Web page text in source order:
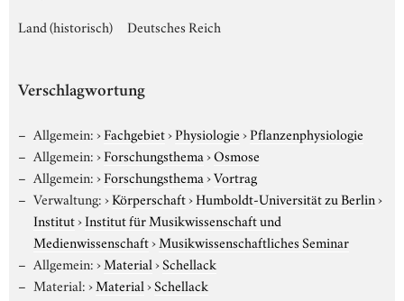
Land (historisch) Deutsches Reich
Verschlagwortung
Allgemein:›Fachgebiet›Physiologie›Pflanzenphysiologie
Allgemein:›Forschungsthema›Osmose
Allgemein:›Forschungsthema›Vortrag
Verwaltung:›Körperschaft›Humboldt-Universität zu Berlin›
Institut›Institut für Musikwissenschaft und
Medienwissenschaft›Musikwissenschaftliches Seminar
Allgemein:›Material›Schellack
Material:›Material›Schellack